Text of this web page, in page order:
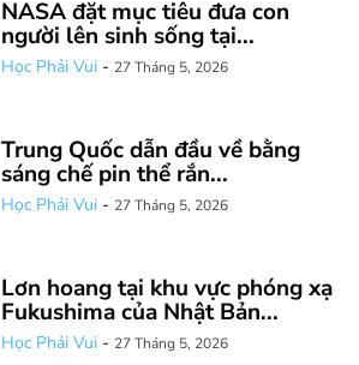
NASA đặt mục tiêu đưa con
người lên sinh sống tại...
Học Phải Vui - 27 Tháng 5, 2026
Trung Quốc dẫn đầu về bằng
sáng chế pin thể rắn...
Học Phải Vui - 27 Tháng 5, 2026
Lơn hoang tại khu vực phóng xạ
Fukushima của Nhật Bản...
Học Phải Vui - 27 Tháng 5, 2026